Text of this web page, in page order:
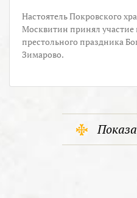
Настоятель Покровского
Москвитин принял участие
престольного праздника
Зимарово.